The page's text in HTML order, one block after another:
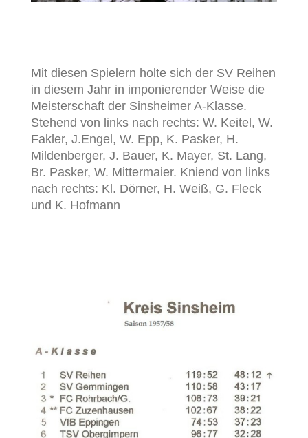
Mit diesen Spielern holte sich der SV Reihen
in diesem Jahr in imponierender Weise die
Meisterschaft der Sinsheimer A-Klasse.
Stehend von links nach rechts: W. Keitel, W.
Fakler, J.Engel, W. Epp, K. Pasker, H.
Mildenberger, J. Bauer, K. Mayer, St. Lang,
Br. Pasker, W. Mittermaier. Kniend von links
nach rechts: Kl. Dörner, H. Weiß, G. Fleck
und K. Hofmann